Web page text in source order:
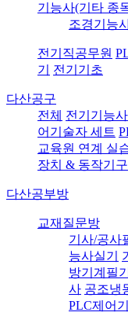
기능사(기타 종
조경기능
전기직공무원
기
전기기초
다산공구
전체 전기기능
어기술자 세트
교육원 연계 실
장치 & 동작기구
다산공부방
교재질문방
기사/공사
능사실기
방기계필기
사 공조냉
PLC제어